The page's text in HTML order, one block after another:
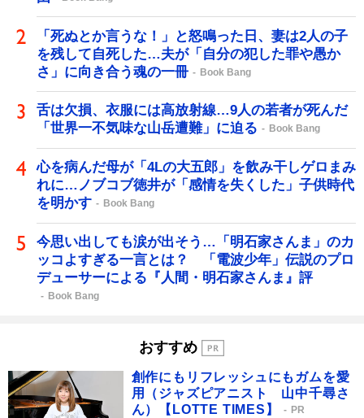
「死ぬとか言うな！」と怒鳴った日、妻は2人の子
を残して自死した…夫が「自分の犯した罪や愚か
さ」に向き合う魂の一冊
Book Bang
舌は欠損、衣服には高放射線…9人の若者が死んだ
「世界一不気味な山岳遭難」に迫る
Book Bang
心を病んだ母が「4Lの大五郎」を飲み干しゲロまみ
れに…ノブコブ徳井が「感情を失くした」子供時代
を明かす
Book Bang
今思い出しても涙が出そう…「明石家さんま」のカ
ッコよすぎる一言とは？ 「電波少年」伝説のプロ
デューサーによる『人間・明石家さんま』評
Book Bang
おすすめ
創作にもリフレッシュにもガムを愛
用（ジャズピアニスト 山中千尋さ
ん）【LOTTE TIMES】
PR